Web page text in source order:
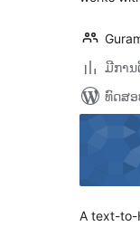
ມີການ
ທົດສອ
A text-to-